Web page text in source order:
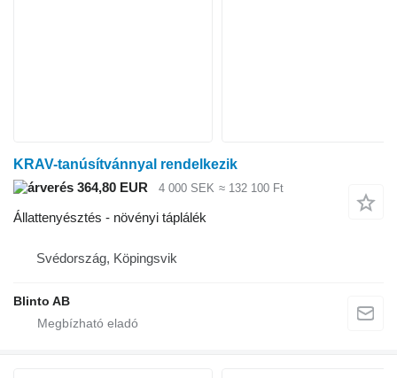
KRAV-tanúsítvánnyal rendelkezik
364,80 EUR
4 000 SEK ≈ 132 100 Ft
Állattenyésztés - növényi táplálék
Svédország, Köpingsvik
Blinto AB